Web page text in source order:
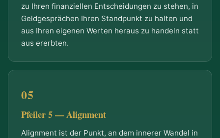
zu Ihren finanziellen Entscheidungen zu stehen, in
Geldgesprächen Ihren Standpunkt zu halten und
aus Ihren eigenen Werten heraus zu handeln statt
aus ererbten.
Pfeiler 5 — Alignment
Alignment ist der Punkt, an dem innerer Wandel in